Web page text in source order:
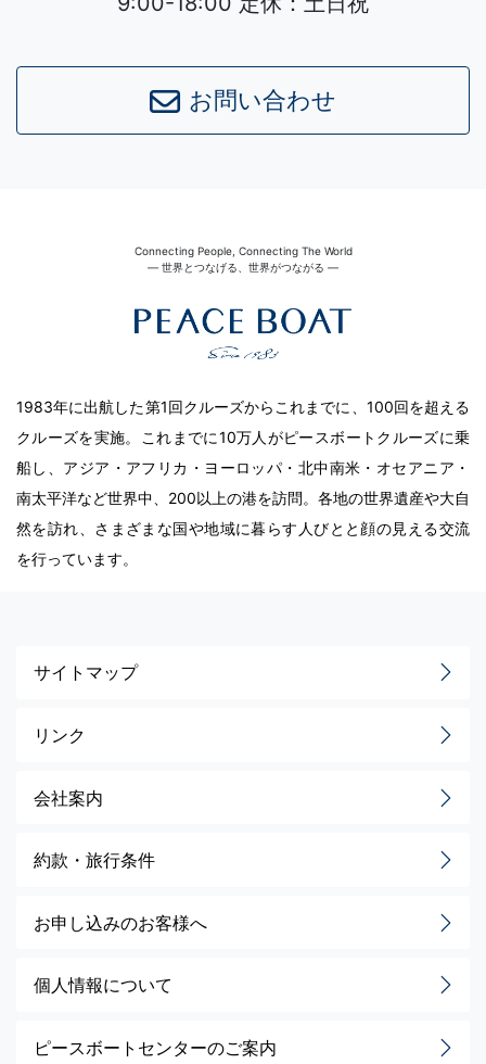
お問い合わせ
Connecting People, Connecting The World
― 世界とつなげる、世界がつながる ―
1983年に出航した第1回クルーズからこれまでに、100回を超える
クルーズを実施。これまでに10万人がピースボートクルーズに乗
船し、アジア・アフリカ・ヨーロッパ・北中南米・オセアニア・
南太平洋など世界中、200以上の港を訪問。各地の世界遺産や大自
然を訪れ、さまざまな国や地域に暮らす人びとと顔の見える交流
を行っています。
サイトマップ
リンク
会社案内
約款・旅行条件
お申し込みのお客様へ
個人情報について
ピースボートセンターのご案内